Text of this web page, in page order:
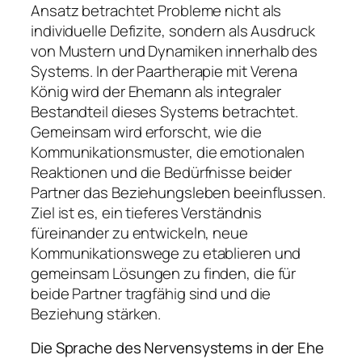
Ansatz betrachtet Probleme nicht als
individuelle Defizite, sondern als Ausdruck
von Mustern und Dynamiken innerhalb des
Systems. In der Paartherapie mit Verena
König wird der Ehemann als integraler
Bestandteil dieses Systems betrachtet.
Gemeinsam wird erforscht, wie die
Kommunikationsmuster, die emotionalen
Reaktionen und die Bedürfnisse beider
Partner das Beziehungsleben beeinflussen.
Ziel ist es, ein tieferes Verständnis
füreinander zu entwickeln, neue
Kommunikationswege zu etablieren und
gemeinsam Lösungen zu finden, die für
beide Partner tragfähig sind und die
Beziehung stärken.
Die Sprache des Nervensystems in der Ehe